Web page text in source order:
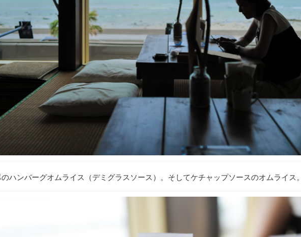
ハンバーグオムライス（デミグラスソース）。そしてケチャップソースのオムライス。